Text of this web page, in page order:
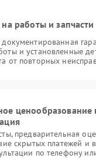
на работы и запчасти
документированная
и установленные
от повторных
ценообразование
предварительная
скрытых платежей и
по телефону